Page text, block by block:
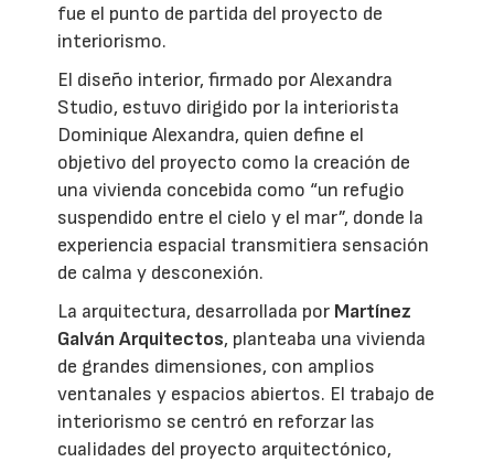
fue el punto de partida del proyecto de
interiorismo.
El diseño interior, firmado por Alexandra
Studio, estuvo dirigido por la interiorista
Dominique Alexandra, quien define el
objetivo del proyecto como la creación de
una vivienda concebida como “un refugio
suspendido entre el cielo y el mar”, donde la
experiencia espacial transmitiera sensación
de calma y desconexión.
La arquitectura, desarrollada por Martínez
Galván Arquitectos, planteaba una vivienda
de grandes dimensiones, con amplios
ventanales y espacios abiertos. El trabajo de
interiorismo se centró en reforzar las
cualidades del proyecto arquitectónico,